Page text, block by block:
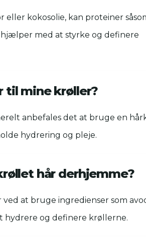
eller kokosolie, kan proteiner
med at styrke og definere
til mine krøller?
anbefales det at bruge en
hydrering og pleje.
hår derhjemme?
at bruge ingredienser som
hydrere og definere krøllerne.